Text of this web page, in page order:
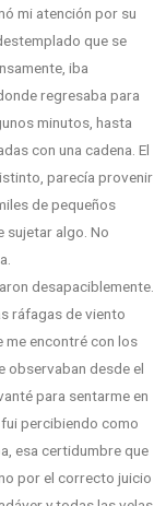
mi atención por su
que se
iba
regresaba para
minutos, hasta
con una cadena. El
parecía provenir
de pequeños
sujetar algo. No
desapaciblemente.
ráfagas de viento
me encontré con los
observaban desde el
para sentarme en
percibiendo como
esa certidumbre que
por el correcto juicio